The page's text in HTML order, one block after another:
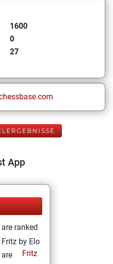
1600
0
27
App
ranked
by Elo
Fritz